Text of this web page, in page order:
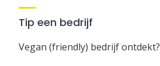
Tip een bedrijf
Vegan (friendly) bedrijf ontdekt?